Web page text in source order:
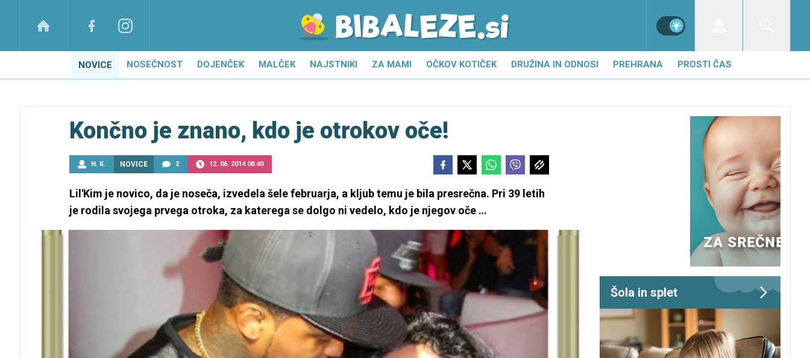
NOVICE NOSEČNOST DOJENČEK MALČEK NAJSTNIKI ZA MAMI OČKOV KOTIČEK DRUŽINA IN ODNOSI PREHRANA PROSTI ČAS
Končno je znano, kdo je otrokov oče!
N. K. NOVICE 2 12. 06. 2014 08.40
Lil'Kim je novico, da je noseča, izvedela šele februarja, a kljub temu je bila presrečna. Pri 39 letih
je rodila svojega prvega otroka, za katerega se dolgo ni vedelo, kdo je njegov oče …
Šola in splet